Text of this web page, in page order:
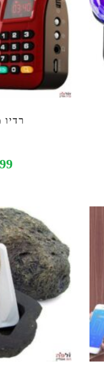
רדיו